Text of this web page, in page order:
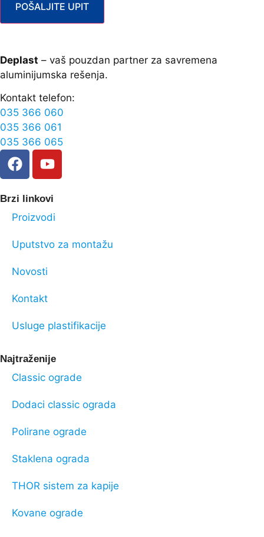
POŠALJITE UPIT
Deplast – vaš pouzdan partner za savremena
aluminijumska rešenja.
Kontakt telefon:
035 366 060
035 366 061
035 366 065
Brzi linkovi
Proizvodi
Uputstvo za montažu
Novosti
Kontakt
Usluge plastifikacije
Najtraženije
Classic ograde
Dodaci classic ograda
Polirane ograde
Staklena ograda
THOR sistem za kapije
Kovane ograde